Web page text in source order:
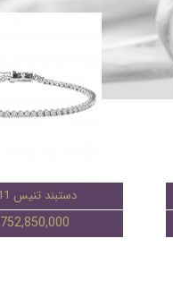
دستبند تنیس A0122011
752,850,000 تومان